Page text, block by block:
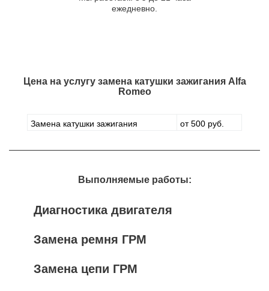
ежедневно.
Цена на услугу замена катушки зажигания Alfa
Romeo
Замена катушки зажигания от 500 руб.
Выполняемые работы:
Диагностика двигателя
Замена ремня ГРМ
Замена цепи ГРМ